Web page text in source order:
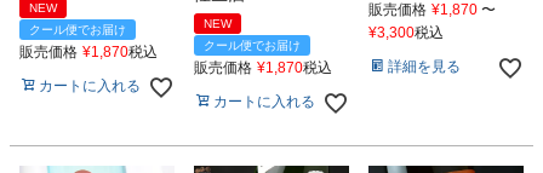
NEW
クール便でお届け
販売価格 ¥1,870税込
カートに入れる
NEW
クール便でお届け
販売価格 ¥1,870税込
カートに入れる
販売価格 ¥1,870 〜
¥3,300税込
詳細を見る